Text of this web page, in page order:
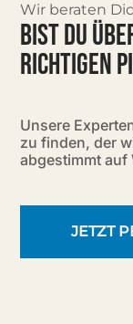
Wir beraten
BIST DU
RICHTIGEN
Unsere
zu finden, der
abgestimmt auf
JETZT